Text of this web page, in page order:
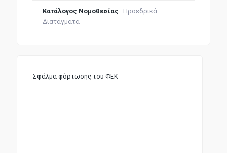
Σφάλμα φόρτωσης του ΦΕΚ
Κατάλογος Νομοθεσίας: Προεδρικά
Διατάγματα